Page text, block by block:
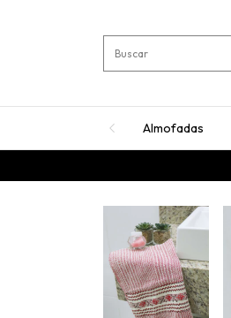
Almofadas